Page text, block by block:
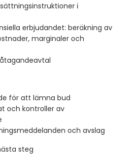
i
erbjudandet: beräkning av
marginaler och
för att lämna bud
och kontroller av
och avslag
steg